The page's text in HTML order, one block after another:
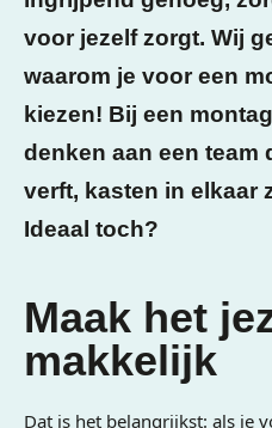
voor jezelf zorgt. Wij
waarom je voor een
kiezen! Bij een
denken aan een team
verft, kasten in elkaar
Ideaal toch?
Maak het
makkelijk
Dat is het belangrijkst: als je